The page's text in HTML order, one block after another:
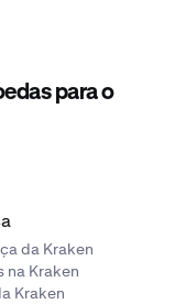
para o
da Kraken
na Kraken
Kraken